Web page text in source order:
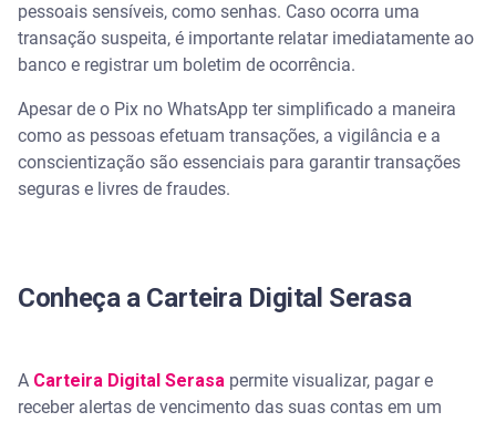
pessoais sensíveis, como senhas. Caso ocorra uma
transação suspeita, é importante relatar imediatamente ao
banco e registrar um boletim de ocorrência.
Apesar de o Pix no WhatsApp ter simplificado a maneira
como as pessoas efetuam transações, a vigilância e a
conscientização são essenciais para garantir transações
seguras e livres de fraudes.
Conheça a Carteira Digital Serasa
A Carteira Digital Serasa permite visualizar, pagar e
receber alertas de vencimento das suas contas em um